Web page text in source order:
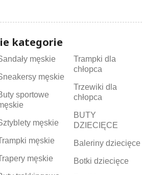
kategorie
męskie
męskie
sportowe
męskie
męskie
męskie
Trampki dla
chłopca
Trzewiki dla
chłopca
BUTY
DZIECIĘCE
Baleriny dziecięce
Botki dziecięce